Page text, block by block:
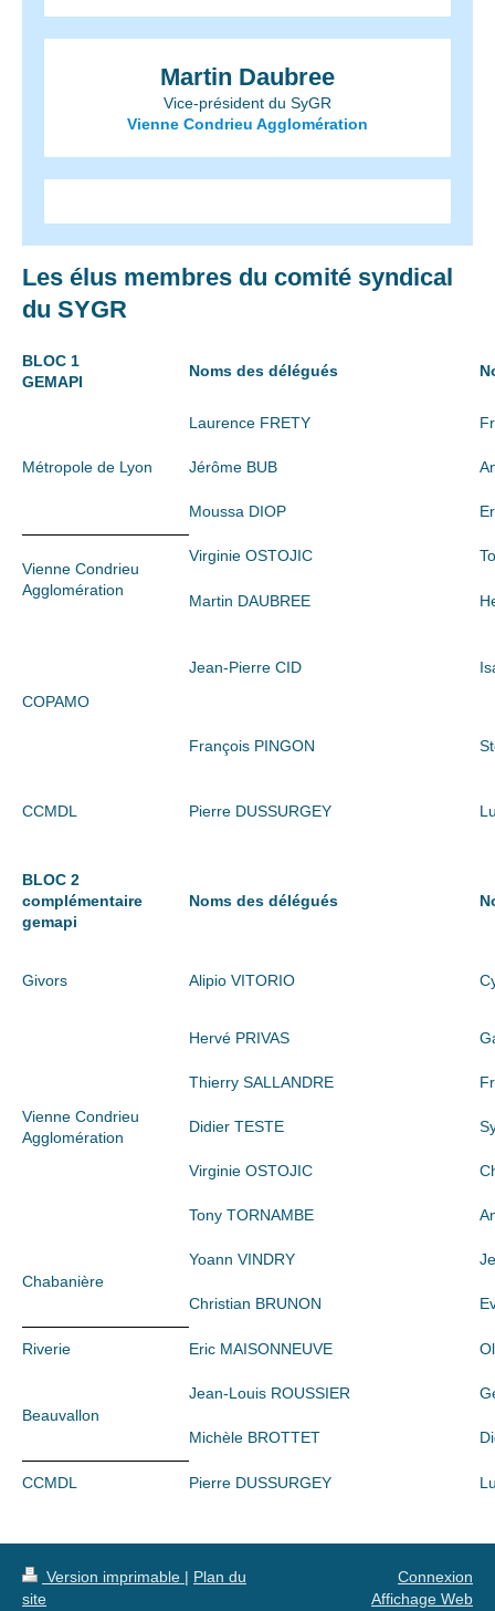
Martin Daubree
Vice-président du SyGR
Vienne Condrieu Agglomération
Les élus membres du comité syndical
du SYGR
BLOC 1
GEMAPI
Noms des délégués
Métropole de Lyon
Laurence FRETY
Jérôme BUB
Moussa DIOP
Vienne Condrieu
Agglomération
Virginie OSTOJIC
Martin DAUBREE
COPAMO
Jean-Pierre CID
François PINGON
CCMDL Pierre DUSSURGEY
BLOC 2
complémentaire
gemapi
Noms des délégués
Givors Alipio VITORIO
Vienne Condrieu
Agglomération
Hervé PRIVAS
Thierry SALLANDRE
Didier TESTE
Virginie OSTOJIC
Tony TORNAMBE
Chabanière
Yoann VINDRY
Christian BRUNON
Riverie Eric MAISONNEUVE
Beauvallon
Jean-Louis ROUSSIER
Michèle BROTTET
CCMDL Pierre DUSSURGEY
Version imprimable | Plan du
site
Connexion
Affichage Web